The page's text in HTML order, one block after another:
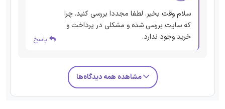
سلام وقت بخیر. لطفا مجددا بررسی کنید. چرا
که سایت بررسی شده و مشکلی در پرداخت و
خرید وجود ندارد.
پاسخ
مشاهده همه دیدگاه‌ها